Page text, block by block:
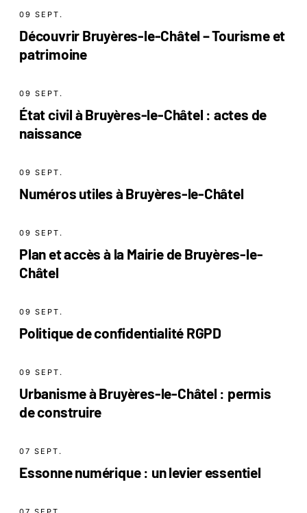
09 SEPT.
Découvrir Bruyères-le-Châtel – Tourisme et
patrimoine
09 SEPT.
État civil à Bruyères-le-Châtel : actes de
naissance
09 SEPT.
Numéros utiles à Bruyères-le-Châtel
09 SEPT.
Plan et accès à la Mairie de Bruyères-le-
Châtel
09 SEPT.
Politique de confidentialité RGPD
09 SEPT.
Urbanisme à Bruyères-le-Châtel : permis
de construire
07 SEPT.
Essonne numérique : un levier essentiel